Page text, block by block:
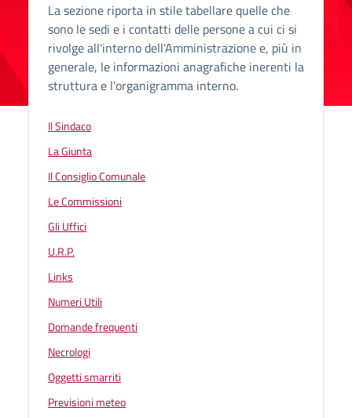
La sezione riporta in stile tabellare quelle che
sono le sedi e i contatti delle persone a cui ci si
rivolge all'interno dell'Amministrazione e, più in
generale, le informazioni anagrafiche inerenti la
struttura e l'organigramma interno.
Il Sindaco
La Giunta
Il Consiglio Comunale
Le Commissioni
Gli Uffici
U.R.P.
Links
Numeri Utili
Domande frequenti
Necrologi
Oggetti smarriti
Previsioni meteo